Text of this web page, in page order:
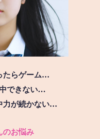
たらゲーム…
できない…
力が続かない…
のお悩み